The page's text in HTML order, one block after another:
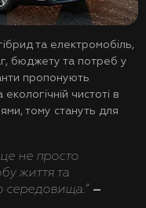
та електромобіль,
бюджету та потреб у
пропонують
чистоті в
тому стануть для
це не просто
життя та
середовища.” –